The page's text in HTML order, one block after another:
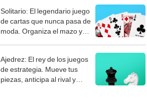
Solitario: El legendario juego
de cartas que nunca pasa de
moda. Organiza el mazo y
Ajedrez: El rey de los juegos
de estrategia. Mueve tus
piezas, anticipa al rival y